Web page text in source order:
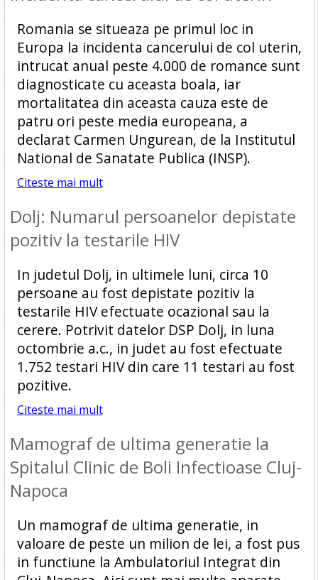
Romania se situeaza pe primul loc in
Europa la incidenta cancerului de col uterin,
intrucat anual peste 4.000 de romance sunt
diagnosticate cu aceasta boala, iar
mortalitatea din aceasta cauza este de
patru ori peste media europeana, a
declarat Carmen Ungurean, de la Institutul
National de Sanatate Publica (INSP).
Citeste mai mult
Dolj: Numarul persoanelor depistate
pozitiv la testarile HIV
In judetul Dolj, in ultimele luni, circa 10
persoane au fost depistate pozitiv la
testarile HIV efectuate ocazional sau la
cerere. Potrivit datelor DSP Dolj, in luna
octombrie a.c., in judet au fost efectuate
1.752 testari HIV din care 11 testari au fost
pozitive.
Citeste mai mult
Mamograf de ultima generatie la
Spitalul Clinic de Boli Infectioase Cluj-
Napoca
Un mamograf de ultima generatie, in
valoare de peste un milion de lei, a fost pus
in functiune la Ambulatoriul Integrat din